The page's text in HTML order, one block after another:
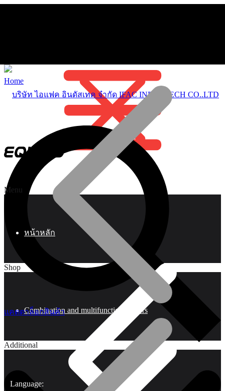
Menu
หน้าหลัก
Shop
Combination and multifunctional pliers
Additional
Language:
Home
แคตตาล็อกสินค้า